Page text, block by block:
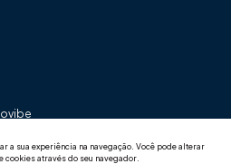
a sua experiência na navegação. Você pode alterar
cookies através do seu navegador.